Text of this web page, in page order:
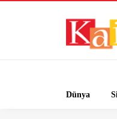
Dünya